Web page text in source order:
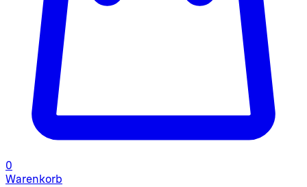
0
Warenkorb